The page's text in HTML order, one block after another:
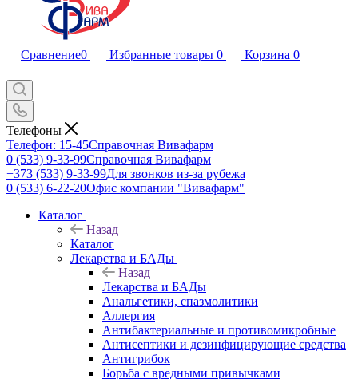
Сравнение0 Избранные товары 0 Корзина 0
Телефоны
Телефон: 15-45Справочная Вивафарм
0 (533) 9-33-99Справочная Вивафарм
+373 (533) 9-33-99Для звонков из-за рубежа
0 (533) 6-22-20Офис компании "Вивафарм"
Каталог
Назад
Каталог
Лекарства и БАДы
Назад
Лекарства и БАДы
Анальгетики, спазмолитики
Аллергия
Антибактериальные и противомикробные
Антисептики и дезинфицирующие средства
Антигрибок
Борьба с вредными привычками